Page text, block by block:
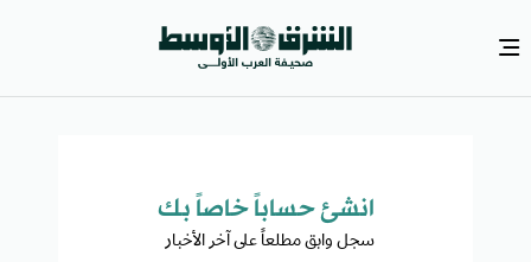
انشئ حساباً خاصاً بك​
سجل وابق مطلعاً على آخر الأخبار ​